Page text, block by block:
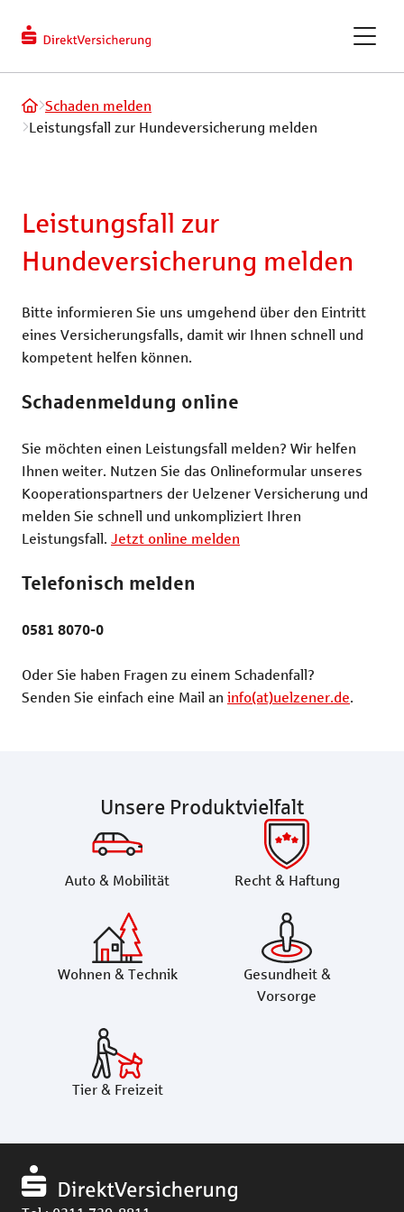
eVB-Nummer
GAPcare – die Kaufpreis­
versicherung
Fahrradversicherung
Recht und Haftung
Privathaftpflichtversicherung
Rechtsschutzversicherung
Tiere und
ändern
Schaden melden
Leistungsfall zur Hundeversicherung melden
Leistungsfall zur
Hundeversicherung melden
Bitte informieren Sie uns umgehend über den Eintritt
eines Versicherungsfalls, damit wir Ihnen schnell und
kompetent helfen können.
Schadenmeldung online
Sie möchten einen Leistungsfall melden? Wir helfen
Ihnen weiter. Nutzen Sie das Onlineformular unseres
Kooperationspartners der Uelzener Versicherung und
melden Sie schnell und unkompliziert Ihren
Leistungsfall. Jetzt online melden
Telefonisch melden
0581 8070-0
Oder Sie haben Fragen zu einem Schadenfall?
Senden Sie einfach eine Mail an info(at)uelzener.de.
Unsere Produktvielfalt
Auto & Mobilität Recht & Haftung
Wohnen & Technik
Gesundheit &
Vorsorge
Tier & Freizeit